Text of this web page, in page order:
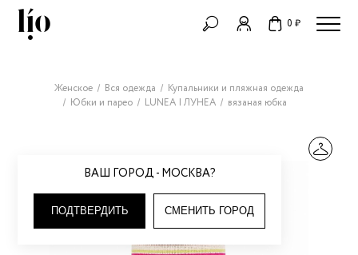
0 ₽
ВАШ ГОРОД - МОСКВА?
ПОДТВЕРДИТЬ СМЕНИТЬ ГОРОД
Женское Вся одежда
Купальники и пляжная одежда
Юбки и парео
LUNEA | ЛУНЕА вязаная юбка